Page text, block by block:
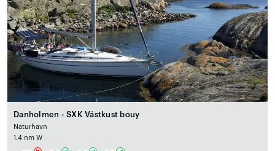
Danholmen - SXK Västkust bouy
Naturhavn
1.4 nm W